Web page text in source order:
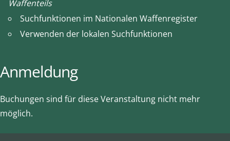
Waffenteils
Suchfunktionen im Nationalen Waffenregister
Verwenden der lokalen Suchfunktionen
Anmeldung
Buchungen sind für diese Veranstaltung nicht mehr
möglich.